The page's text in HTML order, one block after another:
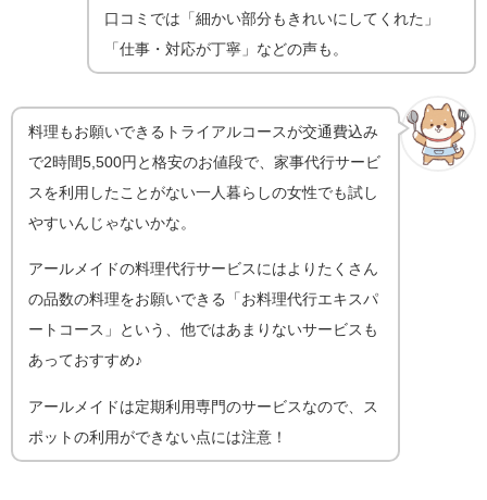
口コミでは「細かい部分もきれいにしてくれた」
「仕事・対応が丁寧」などの声も。
料理もお願いできるトライアルコースが交通費込み
で2時間5,500円と格安のお値段で、家事代行サービ
スを利用したことがない一人暮らしの女性でも試し
やすいんじゃないかな。
アールメイドの料理代行サービスにはよりたくさん
の品数の料理をお願いできる「お料理代行エキスパ
ートコース」という、他ではあまりないサービスも
あっておすすめ♪
アールメイドは定期利用専門のサービスなので、ス
ポットの利用ができない点には注意！